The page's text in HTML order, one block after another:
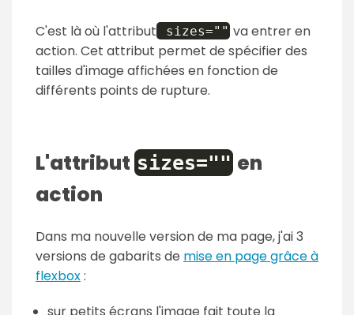
C'est là où l'attribut sizes="" va entrer en
action. Cet attribut permet de spécifier des
tailles d'image affichées en fonction de
différents points de rupture.
L'attribut sizes="" en
action
Dans ma nouvelle version de ma page, j'ai 3
versions de gabarits de mise en page grâce à
flexbox:
sur petits écrans l'image fait toute la